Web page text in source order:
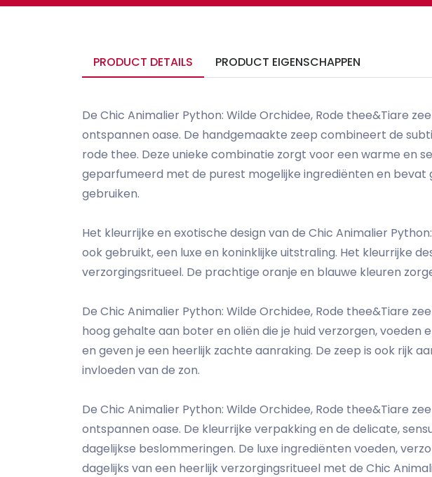
PRODUCT DETAILS PRODUCT EIGENSCHAPPEN
De Chic Animalier Python: Wilde Orchidee, Rode thee&Tiare
ontspannen oase. De handgemaakte zeep combineert de
rode thee. Deze unieke combinatie zorgt voor een warme en
geparfumeerd met de purest mogelijke ingrediënten en bevat
gebruiken.
Het kleurrijke en exotische design van de Chic Animalier
ook gebruikt, een luxe en koninklijke uitstraling. Het kleurrijke
verzorgingsritueel. De prachtige oranje en blauwe kleuren
De Chic Animalier Python: Wilde Orchidee, Rode thee&Tiare
hoog gehalte aan boter en oliën die je huid verzorgen,
en geven je een heerlijk zachte aanraking. De zeep is ook rijk
invloeden van de zon.
De Chic Animalier Python: Wilde Orchidee, Rode thee&Tiare
ontspannen oase. De kleurrijke verpakking en de delicate,
dagelijkse beslommeringen. De luxe ingrediënten voeden,
dagelijks van een heerlijk verzorgingsritueel met de Chic